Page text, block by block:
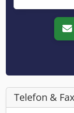
Telefon & Fax